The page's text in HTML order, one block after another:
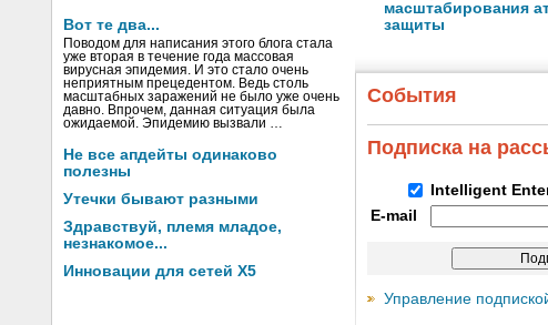
Вот те два...
Поводом для написания этого блога стала
уже вторая в течение года массовая
вирусная эпидемия. И это стало очень
неприятным прецедентом. Ведь столь
масштабных заражений не было уже очень
давно. Впрочем, данная ситуация была
ожидаемой. Эпидемию вызвали …
Не все апдейты одинаково
полезны
Утечки бывают разными
Здравствуй, племя младое,
незнакомое...
Инновации для сетей X5
масштабирования
защиты
События
Подписка на
Intelligent
E-mail
Управление